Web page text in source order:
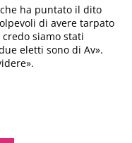
ha puntato il dito
di avere tarpato
siamo stati
eletti sono di Av».